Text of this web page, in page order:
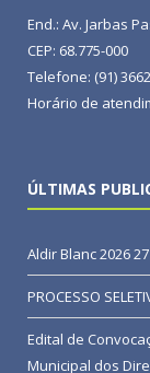
End.: Av. Jarbas
CEP: 68.775-000
Telefone: (91)
Horário de
ÚLTIMAS
Aldir Blanc 2026
PROCESSO
Edital de
Municipal dos